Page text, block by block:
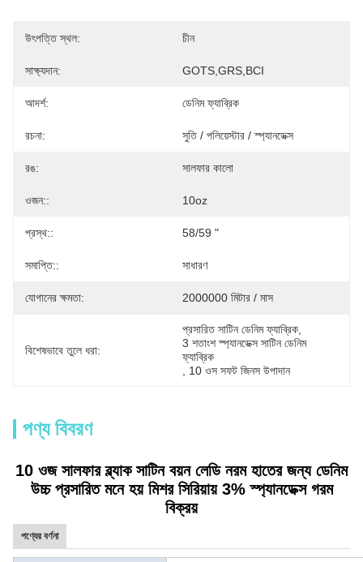
উৎপত্তি স্থল: চীন
সাক্ষ্যদান: GOTS,GRS,BCI
আদর্শ: ডেনিম ফ্যাব্রিক
রচনা: সুতি / পলিয়েস্টার / স্প্যানডেক্স
রঙ: সালফার কালো
ওজন:: 10oz
প্রস্থ:: 58/59 "
সমাপ্তি:: সাধারণ
যোগানের ক্ষমতা: 2000000 মিটার / মাস
বিশেষভাবে তুলে ধরা:
প্রসারিত সাটিন ডেনিম ফ্যাব্রিক
3 শতাংশ স্প্যানডেক্স সাটিন ডেনিম
ফ্যাব্রিক
10 ওস সফট জিনস উপাদান
পণ্য বিবরণ
10 ওজ সালফার ব্ল্যাক সাটিন বয়ন লেডি নরম হাতের জন্য ডেনিম
উচ্চ প্রসারিত মনে হয় মিশর সিরিয়ায় 3% স্প্যানডেক্স গরম
বিক্রয়
পণ্যের বর্ণনা